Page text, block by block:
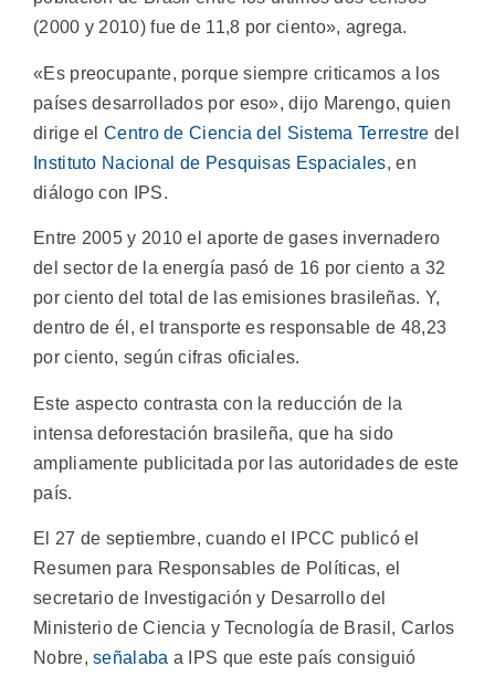
(2000 y 2010) fue de 11,8 por ciento», agrega.
«Es preocupante, porque siempre criticamos a los
países desarrollados por eso», dijo Marengo, quien
dirige el Centro de Ciencia del Sistema Terrestre del
Instituto Nacional de Pesquisas Espaciales, en
diálogo con IPS.
Entre 2005 y 2010 el aporte de gases invernadero
del sector de la energía pasó de 16 por ciento a 32
por ciento del total de las emisiones brasileñas. Y,
dentro de él, el transporte es responsable de 48,23
por ciento, según cifras oficiales.
Este aspecto contrasta con la reducción de la
intensa deforestación brasileña, que ha sido
ampliamente publicitada por las autoridades de este
país.
El 27 de septiembre, cuando el IPCC publicó el
Resumen para Responsables de Políticas, el
secretario de Investigación y Desarrollo del
Ministerio de Ciencia y Tecnología de Brasil, Carlos
Nobre,señalaba a IPS que este país consiguió